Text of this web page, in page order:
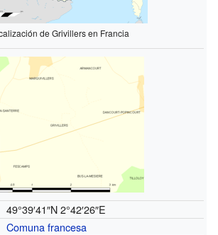
de Grivillers en Francia
49°39′41″N 2°42′26″E
Comuna francesa